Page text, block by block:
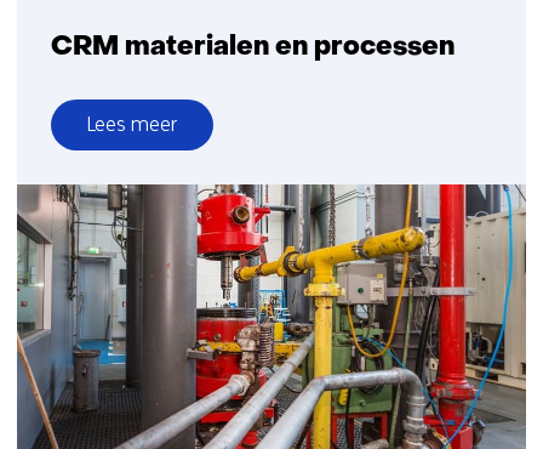
CRM materialen en processen
Lees meer
over
CRM
materialen
processen